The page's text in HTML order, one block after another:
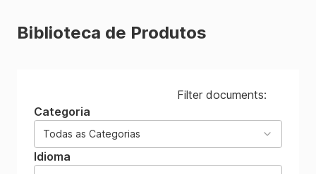
Biblioteca de Produtos
Filter documents:
Categoria
Todas as Categorias
Idioma